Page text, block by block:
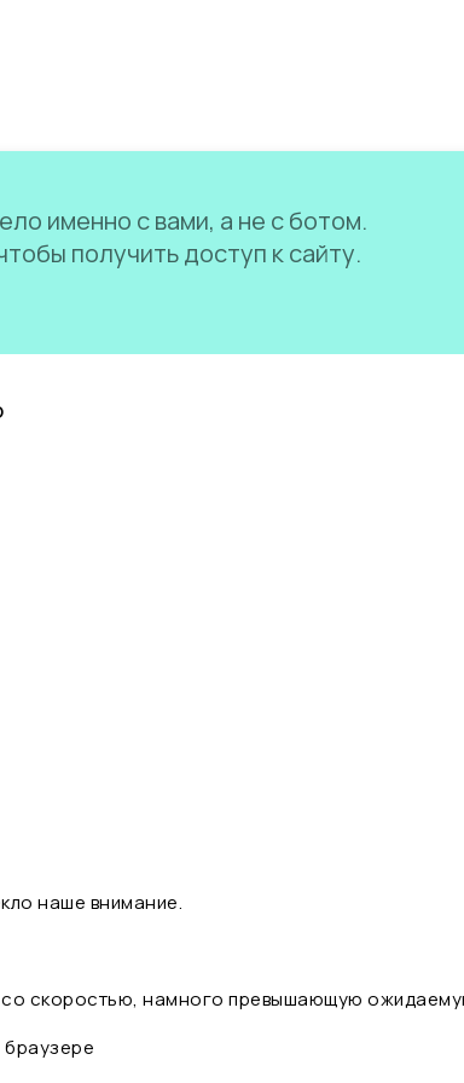
именно с вами, а не с ботом.
получить доступ к сайту.
наше внимание.
со скоростью, намного превышающую